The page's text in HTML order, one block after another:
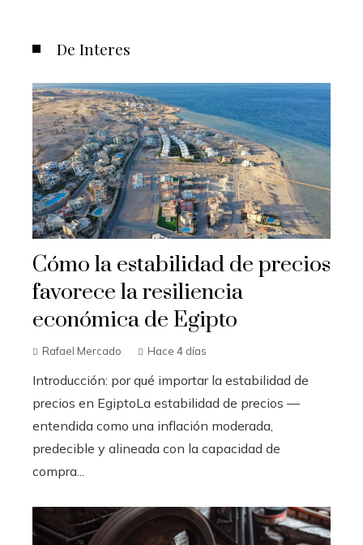
De Interes
Cómo la estabilidad de precios
favorece la resiliencia
económica de Egipto
Rafael Mercado Hace 4 días
Introducción: por qué importar la estabilidad de
precios en EgiptoLa estabilidad de precios —
entendida como una inflación moderada,
predecible y alineada con la capacidad de
compra...